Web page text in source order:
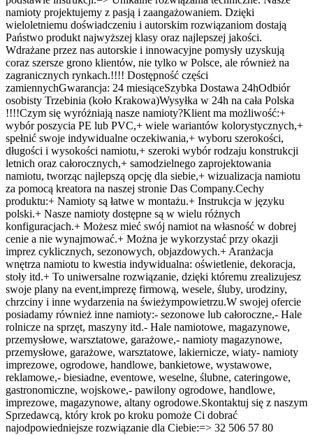
namioty projektujemy z pasją i zaangażowaniem. Dzięki
wieloletniemu doświadczeniu i autorskim rozwiązaniom dostają
Państwo produkt najwyższej klasy oraz najlepszej jakości.
Wdrażane przez nas autorskie i innowacyjne pomysły uzyskują
coraz szersze grono klientów, nie tylko w Polsce, ale również na
zagranicznych rynkach.!!!! Dostępność części
zamiennychGwarancja: 24 miesiąceSzybka Dostawa 24hOdbiór
osobisty Trzebinia (koło Krakowa)Wysyłka w 24h na cała Polska
!!!!Czym się wyróżniają nasze namioty?Klient ma możliwość:+
wybór poszycia PE lub PVC,+ wiele wariantów kolorystycznych,+
spełnić swoje indywidualne oczekiwania,+ wyboru szerokości,
długości i wysokości namiotu,+ szeroki wybór rodzaju konstrukcji
letnich oraz całorocznych,+ samodzielnego zaprojektowania
namiotu, tworząc najlepszą opcję dla siebie,+ wizualizacja namiotu
za pomocą kreatora na naszej stronie Das Company.Cechy
produktu:+ Namioty są łatwe w montażu.+ Instrukcja w języku
polski.+ Nasze namioty dostępne są w wielu różnych
konfiguracjach.+ Możesz mieć swój namiot na własność w dobrej
cenie a nie wynajmować.+ Można je wykorzystać przy okazji
imprez cyklicznych, sezonowych, objazdowych.+ Aranżacja
wnętrza namiotu to kwestia indywidualna: oświetlenie, dekoracja,
stoły itd.+ To uniwersalne rozwiązanie, dzięki któremu zrealizujesz
swoje plany na event,imprezę firmową, wesele, śluby, urodziny,
chrzciny i inne wydarzenia na świeżympowietrzu.W swojej ofercie
posiadamy również inne namioty:- sezonowe lub całoroczne,- Hale
rolnicze na sprzęt, maszyny itd.- Hale namiotowe, magazynowe,
przemysłowe, warsztatowe, garażowe,- namioty magazynowe,
przemysłowe, garażowe, warsztatowe, lakiernicze, wiaty- namioty
imprezowe, ogrodowe, handlowe, bankietowe, wystawowe,
reklamowe,- biesiadne, eventowe, weselne, ślubne, cateringowe,
gastronomiczne, wojskowe,- pawilony ogrodowe, handlowe,
imprezowe, magazynowe, altany ogrodowe.Skontaktuj się z naszym
Sprzedawcą, który krok po kroku pomoże Ci dobrać
najodpowiedniejsze rozwiązanie dla Ciebie:=> 32 506 57 80